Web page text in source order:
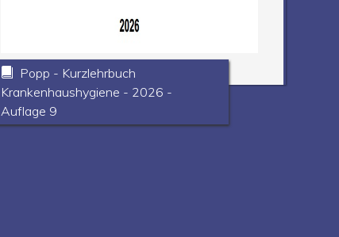
Popp - Kurzlehrbuch
Krankenhaushygiene - 2026 -
Auflage 9